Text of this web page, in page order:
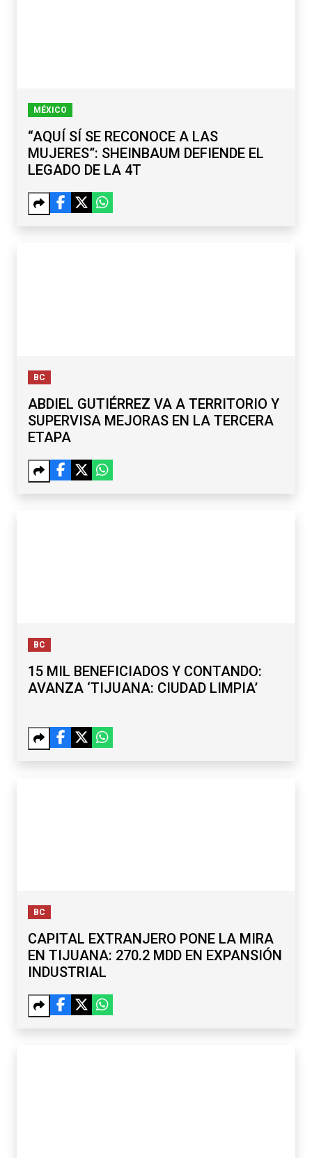
MÉXICO
“AQUÍ SÍ SE RECONOCE A LAS
MUJERES”: SHEINBAUM DEFIENDE EL
LEGADO DE LA 4T
BC
ABDIEL GUTIÉRREZ VA A TERRITORIO Y
SUPERVISA MEJORAS EN LA TERCERA
ETAPA
BC
15 MIL BENEFICIADOS Y CONTANDO:
AVANZA ‘TIJUANA: CIUDAD LIMPIA’
BC
CAPITAL EXTRANJERO PONE LA MIRA
EN TIJUANA: 270.2 MDD EN EXPANSIÓN
INDUSTRIAL